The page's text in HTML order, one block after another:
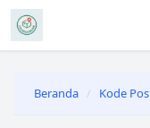
Beranda / Kode Pos